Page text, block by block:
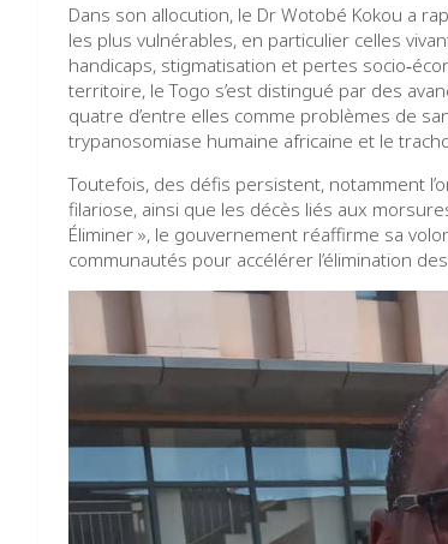
Dans son allocution, le Dr Wotobé Kokou a
les plus vulnérables, en particulier celles
handicaps, stigmatisation et pertes
territoire, le Togo s’est distingué par des
quatre d’entre elles comme problèmes de
trypanosomiase humaine africaine et le
Toutefois, des défis persistent, notamment
filariose, ainsi que les décès liés aux
Éliminer », le gouvernement réaffirme sa
communautés pour accélérer l’élimination